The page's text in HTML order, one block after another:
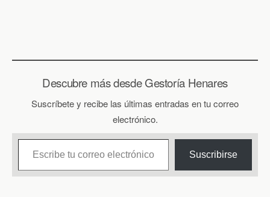
Descubre más desde Gestoría Henares
Suscríbete y recibe las últimas entradas en tu correo
electrónico.
Escribe tu correo electrónico…
Suscribirse